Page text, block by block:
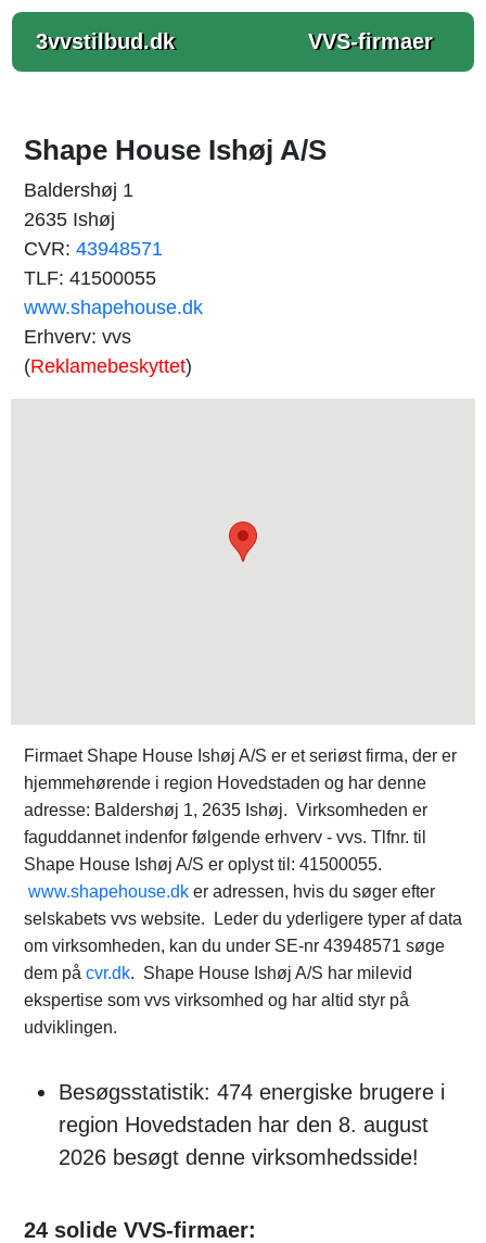
3vvstilbud.dk VVS-firmaer
Shape House Ishøj A/S
Baldershøj 1
2635 Ishøj
CVR: 43948571
TLF: 41500055
www.shapehouse.dk
Erhverv: vvs
(Reklamebeskyttet)
Firmaet Shape House Ishøj A/S er et seriøst firma, der er
hjemmehørende i region Hovedstaden og har denne
adresse: Baldershøj 1, 2635 Ishøj. Virksomheden er
faguddannet indenfor følgende erhverv - vvs. Tlfnr. til
Shape House Ishøj A/S er oplyst til: 41500055.
www.shapehouse.dk er adressen, hvis du søger efter
selskabets vvs website. Leder du yderligere typer af data
om virksomheden, kan du under SE-nr 43948571 søge
dem på cvr.dk. Shape House Ishøj A/S har milevid
ekspertise som vvs virksomhed og har altid styr på
udviklingen.
Besøgsstatistik: 474 energiske brugere i
region Hovedstaden har den 8. august
2026 besøgt denne virksomhedsside!
24 solide VVS-firmaer: